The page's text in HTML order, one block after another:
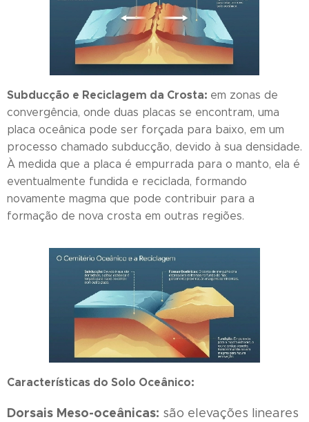
Subducção e Reciclagem da Crosta: em zonas de
convergência, onde duas placas se encontram, uma
placa oceânica pode ser forçada para baixo, em um
processo chamado subducção, devido à sua densidade.
À medida que a placa é empurrada para o manto, ela é
eventualmente fundida e reciclada, formando
novamente magma que pode contribuir para a
formação de nova crosta em outras regiões.
Características do Solo Oceânico:
Dorsais Meso-oceânicas: são elevações lineares